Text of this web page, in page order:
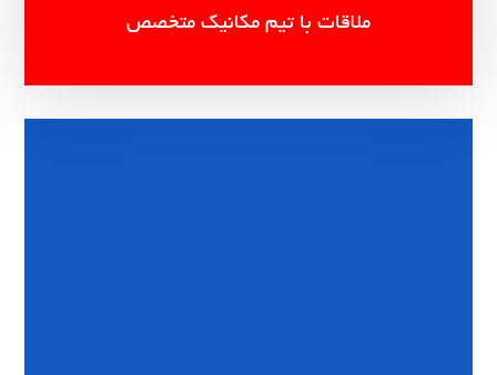
ملاقات با تیم مکانیک متخصص